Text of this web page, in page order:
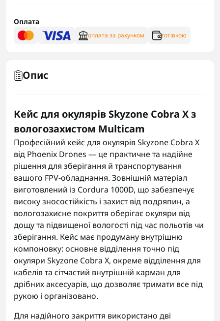
Оплата
оплата за рахунком готівкою
Опис
Кейс для окулярів Skyzone Cobra X з
вологозахистом Multicam
Професійний кейс для окулярів Skyzone Cobra X
від Phoenix Drones — це практичне та надійне
рішення для зберігання й транспортування
вашого FPV-обладнання. Зовнішній матеріал
виготовлений із Cordura 1000D, що забезпечує
високу зносостійкість і захист від подряпин, а
вологозахисне покриття оберігає окуляри від
дощу та підвищеної вологості під час польотів чи
зберігання. Кейс має продуману внутрішню
компоновку: основне відділення точно під
окуляри Skyzone Cobra X, окреме відділення для
кабелів та сітчастий внутрішній карман для
дрібних аксесуарів, що дозволяє тримати все під
рукою і організовано.
Для надійного закриття використано дві